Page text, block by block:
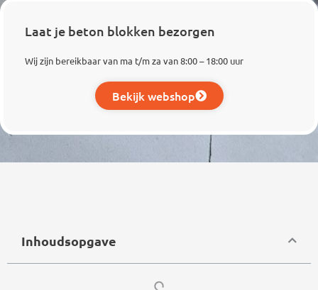
Laat je beton blokken bezorgen
Wij zijn bereikbaar van ma t/m za van 8:00 – 18:00 uur
Bekijk webshop
Inhoudsopgave